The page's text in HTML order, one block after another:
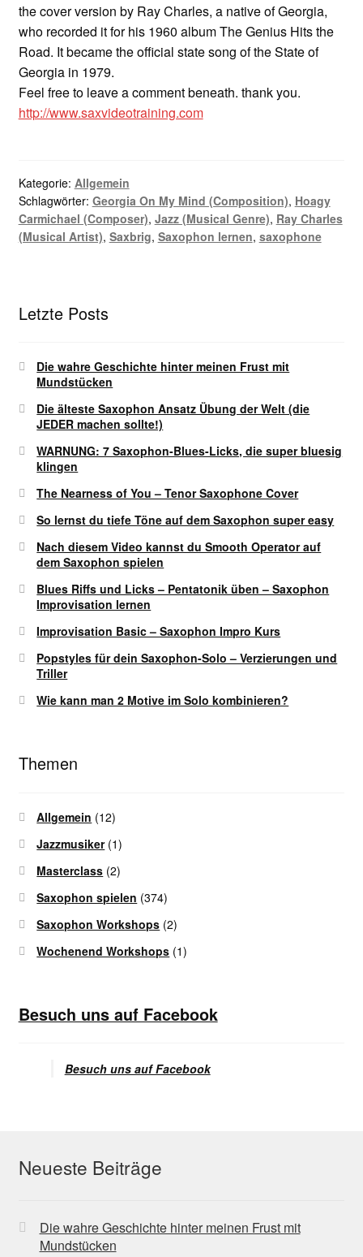
the cover version by Ray Charles, a native of Georgia,
who recorded it for his 1960 album The Genius Hits the
Road. It became the official state song of the State of
Georgia in 1979.
Feel free to leave a comment beneath. thank you.
http://www.saxvideotraining.com
Kategorie: Allgemein
Schlagwörter: Georgia On My Mind (Composition), Hoagy
Carmichael (Composer), Jazz (Musical Genre), Ray Charles
(Musical Artist), Saxbrig, Saxophon lernen, saxophone
Letzte Posts
Die wahre Geschichte hinter meinen Frust mit
Mundstücken
Die älteste Saxophon Ansatz Übung der Welt (die
JEDER machen sollte!)
WARNUNG: 7 Saxophon-Blues-Licks, die super bluesig
klingen
The Nearness of You – Tenor Saxophone Cover
So lernst du tiefe Töne auf dem Saxophon super easy
Nach diesem Video kannst du Smooth Operator auf
dem Saxophon spielen
Blues Riffs und Licks – Pentatonik üben – Saxophon
Improvisation lernen
Improvisation Basic – Saxophon Impro Kurs
Popstyles für dein Saxophon-Solo – Verzierungen und
Triller
Wie kann man 2 Motive im Solo kombinieren?
Themen
Allgemein (12)
Jazzmusiker(1)
Masterclass (2)
Saxophon spielen (374)
Saxophon Workshops (2)
Wochenend Workshops (1)
Besuch uns auf Facebook
Besuch uns auf Facebook
Neueste Beiträge
Die wahre Geschichte hinter meinen Frust mit
Mundstücken